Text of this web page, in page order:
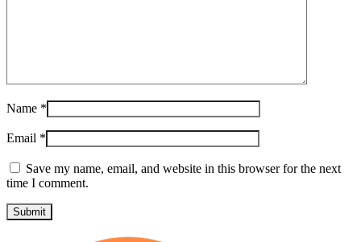
Name *
Email *
Save my name, email, and website in this browser for the next
time I comment.